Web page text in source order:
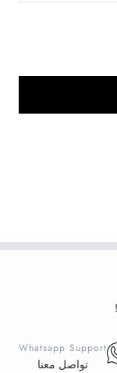
Whatsapp Support
تواصل معنا